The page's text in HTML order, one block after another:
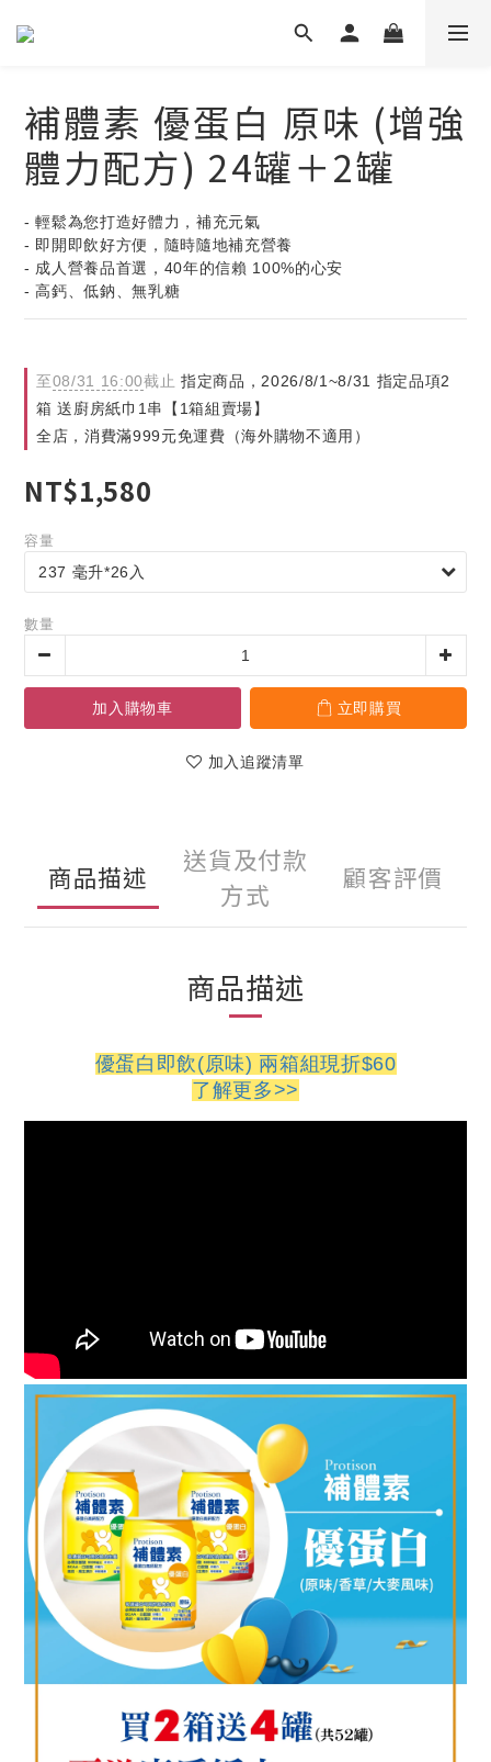
補體素 優蛋白 原味 (增強
體力配方) 24罐＋2罐
- 輕鬆為您打造好體力，補充元氣
- 即開即飲好方便，隨時隨地補充營養
- 成人營養品首選，40年的信賴 100%的心安
- 高鈣、低鈉、無乳糖
至08/31 16:00截止 指定商品，2026/8/1~8/31 指定品項2
箱 送廚房紙巾1串【1箱組賣場】
全店，消費滿999元免運費（海外購物不適用）
NT$1,580
容量
數量
加入購物車 立即購買
加入追蹤清單
商品描述
送貨及付款
方式
顧客評價
商品描述
優蛋白即飲(原味) 兩箱組現折$60
了解更多>>